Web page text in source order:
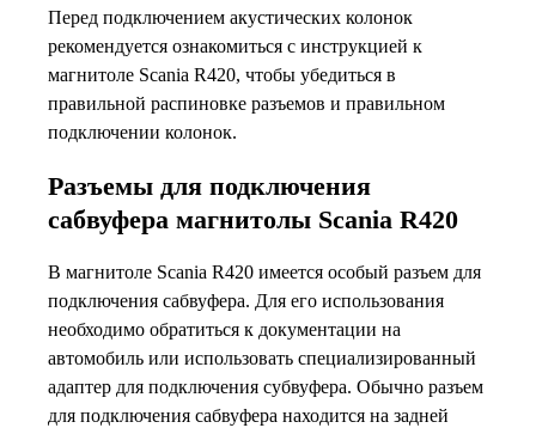
Перед подключением акустических колонок
рекомендуется ознакомиться с инструкцией к
магнитоле Scania R420, чтобы убедиться в
правильной распиновке разъемов и правильном
подключении колонок.
Разъемы для подключения
сабвуфера магнитолы Scania R420
В магнитоле Scania R420 имеется особый разъем для
подключения сабвуфера. Для его использования
необходимо обратиться к документации на
автомобиль или использовать специализированный
адаптер для подключения субвуфера. Обычно разъем
для подключения сабвуфера находится на задней